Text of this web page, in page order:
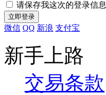
请保存我这次的登录信息
微信 QQ 新浪 支付宝
新手上路
交易条款